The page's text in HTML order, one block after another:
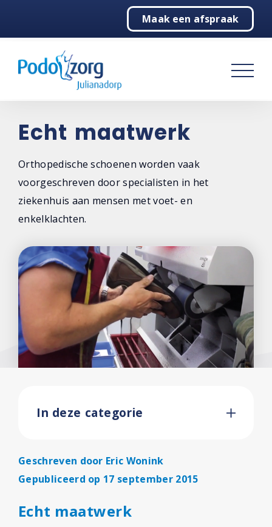
Maak een afspraak
Podologie
Behandelingen
Over ons
Echt maatwerk
Orthopedische schoenen worden vaak
voorgeschreven door specialisten in het
ziekenhuis aan mensen met voet- en
enkelklachten.
In deze categorie
Geschreven door Eric Wonink
Gepubliceerd op 17 september 2015
Echt maatwerk